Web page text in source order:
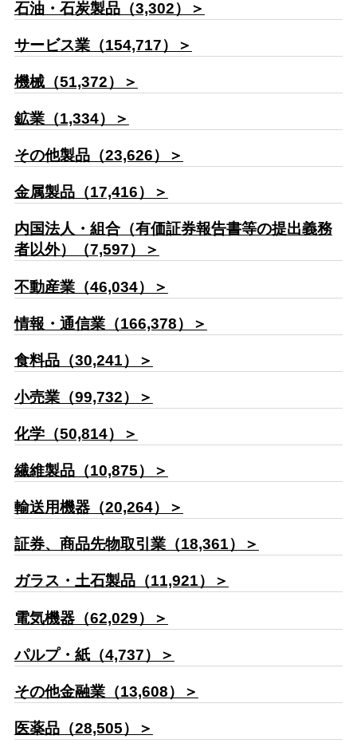
石油・石炭製品（3,302）＞
サービス業（154,717）＞
機械（51,372）＞
鉱業（1,334）＞
その他製品（23,626）＞
金属製品（17,416）＞
内国法人・組合（有価証券報告書等の提出義務
者以外）（7,597）＞
不動産業（46,034）＞
情報・通信業（166,378）＞
食料品（30,241）＞
小売業（99,732）＞
化学（50,814）＞
繊維製品（10,875）＞
輸送用機器（20,264）＞
証券、商品先物取引業（18,361）＞
ガラス・土石製品（11,921）＞
電気機器（62,029）＞
パルプ・紙（4,737）＞
その他金融業（13,608）＞
医薬品（28,505）＞